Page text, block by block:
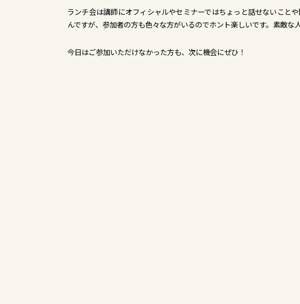
ランチ会は講師にオフィシャルやセミナーではちょっと話せないこと
んですが、参加者の方も色々な方がいるのでホント楽しいです。素敵な
今日はご参加いただけなかった方も、次に機会にぜひ！